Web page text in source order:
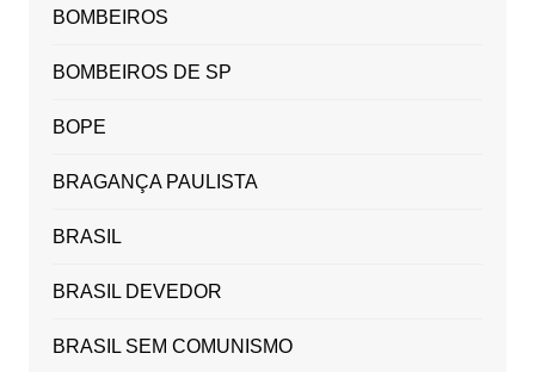
BOMBEIROS
BOMBEIROS DE SP
BOPE
BRAGANÇA PAULISTA
BRASIL
BRASIL DEVEDOR
BRASIL SEM COMUNISMO